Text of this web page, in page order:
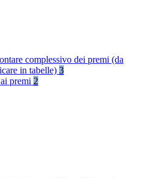
complessivo dei premi (da
in tabelle) 3
premi 2